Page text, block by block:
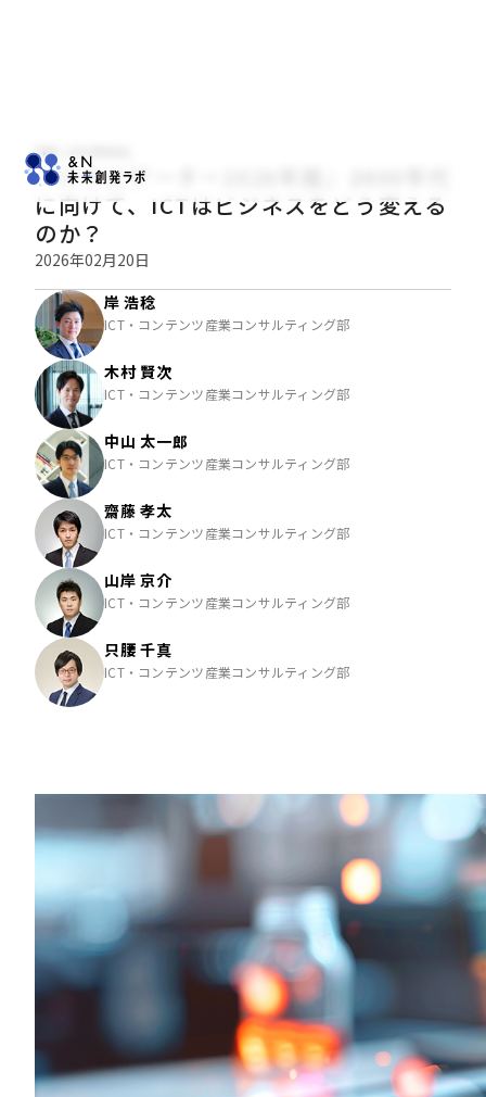
NRI JOURNAL
『ITナビゲーター2026年版』――2030年代
に向けて、ICTはビジネスをどう変える
のか？
2026年02月20日
岸 浩稔
ICT・コンテンツ産業コンサルティング部
木村 賢次
ICT・コンテンツ産業コンサルティング部
中山 太一郎
ICT・コンテンツ産業コンサルティング部
齋藤 孝太
ICT・コンテンツ産業コンサルティング部
山岸 京介
ICT・コンテンツ産業コンサルティング部
只腰 千真
ICT・コンテンツ産業コンサルティング部